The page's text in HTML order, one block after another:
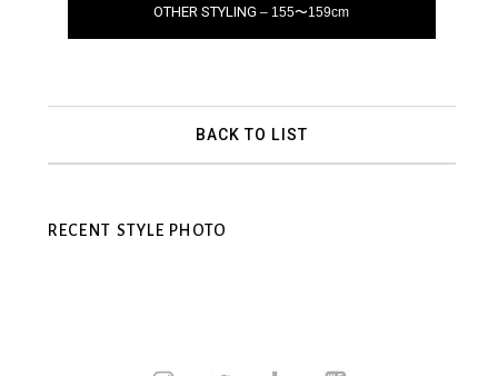
OTHER STYLING – 155〜159cm
BACK TO LIST
RECENT STYLE PHOTO